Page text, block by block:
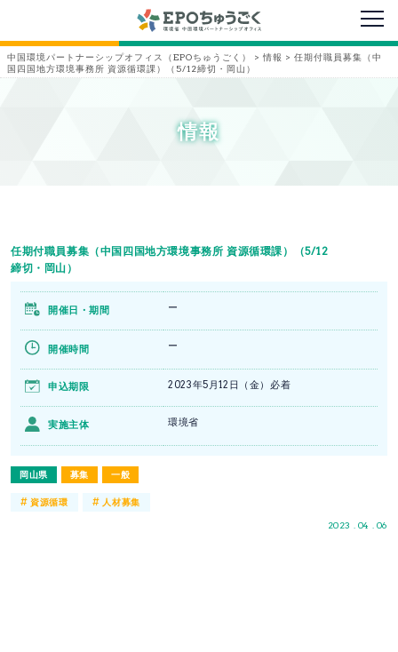
メニ
中国環境パートナーシップオフィス（EPOちゅうごく） > 情報 > 任期付職員募集（中
国四国地方環境事務所 資源循環課）（5/12締切・岡山）
情報
任期付職員募集（中国四国地方環境事務所 資源循環課）（5/12
締切・岡山）
岡山県 募集 一般
2023 . 04 . 06
開催日・期間 ー
開催時間 ー
申込期限 2023年5月12日（金）必着
実施主体 環境省
#資源循環 # 人材募集